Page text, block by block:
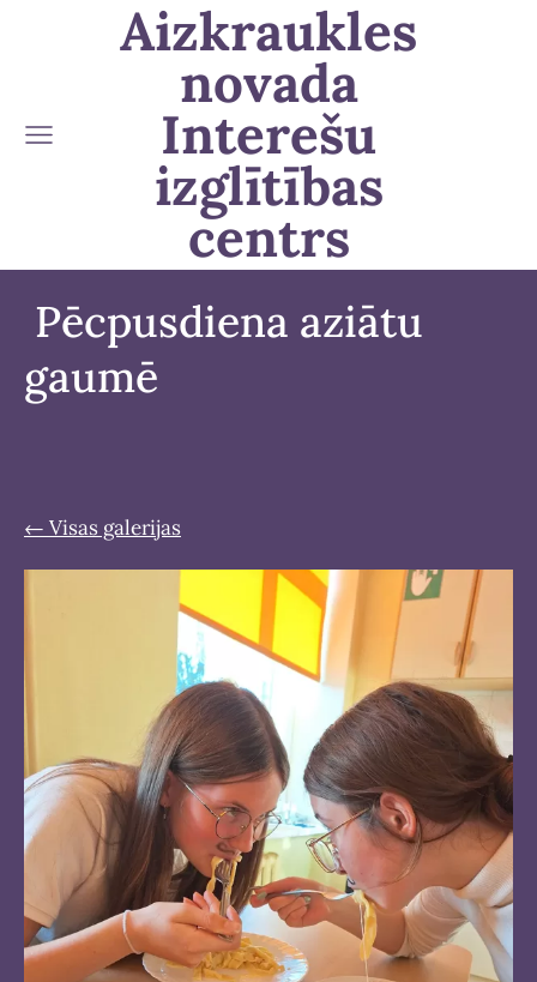
Aizkraukles
novada
Interešu
izglītības
centrs
Pēcpusdiena aziātu
gaumē
Visas galerijas